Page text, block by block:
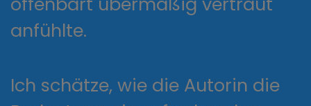
anfühlte.
Ich schätze, wie die Autorin die